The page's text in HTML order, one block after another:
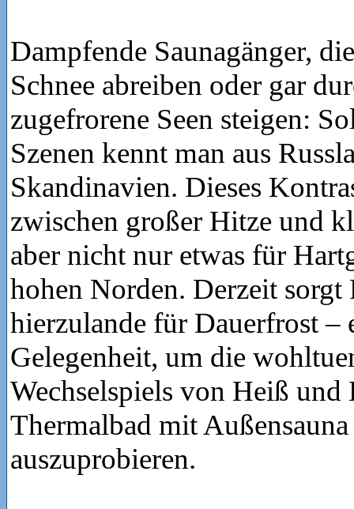
Dampfende Saunagänger,
Schnee abreiben oder gar
zugefrorene Seen steigen:
Szenen kennt man aus
Skandinavien. Dieses
zwischen großer Hitze und
aber nicht nur etwas für
hohen Norden. Derzeit sorgt
hierzulande für Dauerfrost –
Gelegenheit, um die
Wechselspiels von Heiß
Thermalbad mit
auszuprobieren.